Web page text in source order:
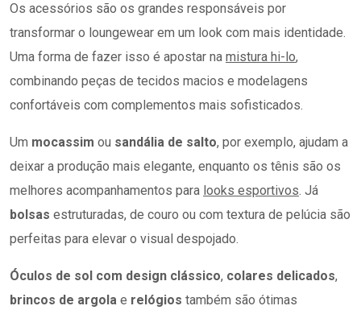
Os acessórios são os grandes responsáveis por
transformar o loungewear em um look com mais identidade.
Uma forma de fazer isso é apostar na mistura hi-lo,
combinando peças de tecidos macios e modelagens
confortáveis com complementos mais sofisticados.
Um mocassim ou sandália de salto, por exemplo, ajudam a
deixar a produção mais elegante, enquanto os tênis são os
melhores acompanhamentos para looks esportivos. Já
bolsas estruturadas, de couro ou com textura de pelúcia são
perfeitas para elevar o visual despojado.
Óculos de sol com design clássico, colares delicados,
brincos de argola e relógios também são ótimas